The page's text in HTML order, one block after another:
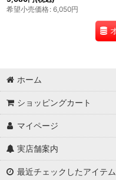
希望小売価格: 6,050円
ホーム
ショッピングカート
マイページ
実店舗案内
最近チェックしたアイテム